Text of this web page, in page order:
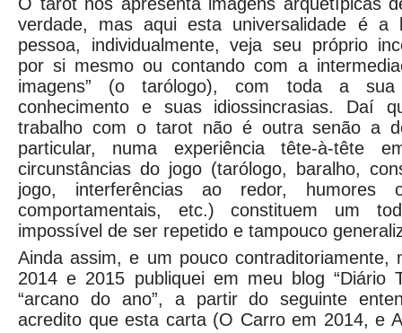
verdade, mas aqui esta universalidade é a
pessoa, individualmente, veja seu próprio
por si mesmo ou contando com a
imagens” (o tarólogo), com toda a sua
conhecimento e suas idiossincrasias. Daí
trabalho com o tarot não é outra senão a
particular, numa experiência tête-à-tête
circunstâncias do jogo (tarólogo, baralho,
jogo, interferências ao redor, humores
comportamentais, etc.) constituem um
impossível de ser repetido e tampouco
Ainda assim, e um pouco contraditoriamente,
2014 e 2015 publiquei em meu blog “Diário
“arcano do ano”, a partir do seguinte
acredito que esta carta (O Carro em 2014, e